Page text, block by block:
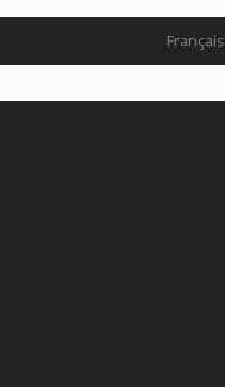
Français